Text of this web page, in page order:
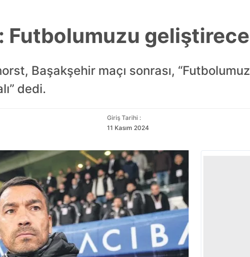
Futbolumuzu
Başakşehir maçı sonrası,
dedi.
Giriş Tarihi :
11 Kasım 2024